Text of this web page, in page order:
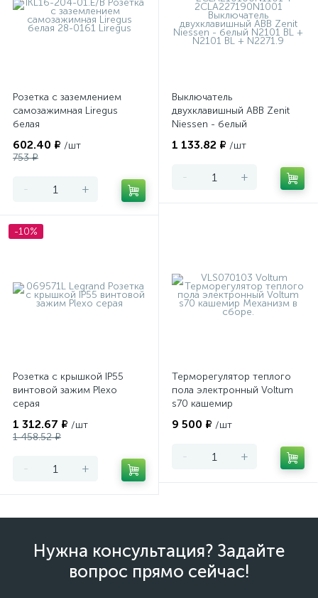
Розетка с заземлением
самозажимная Liregus
белая
602.40 ₽ /шт
753 ₽
- +
Выключатель
двухклавишный ABB Zenit
Niessen - белый
1 133.82 ₽ /шт
- +
-10%
Розетка с крышкой IP55
винтовой зажим Plexo
серая
1 312.67 ₽ /шт
1 458.52 ₽
- +
Терморегулятор теплого
пола электронный Voltum
s70 кашемир
9 500 ₽ /шт
- +
Нужна консультация? Задайте
вопрос прямо сейчас!